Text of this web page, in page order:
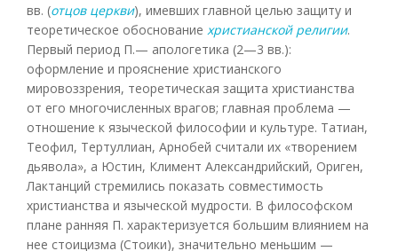
вв. (отцов церкви), имевших главной целью защиту и
теоретическое обоснование христианской религии.
Первый период П.— апологетика (2—3 вв.):
оформление и прояснение христианского
мировоззрения, теоретическая защита христианства
от его многочисленных врагов; главная проблема —
отношение к языческой философии и культуре. Татиан,
Теофил, Тертуллиан, Арнобей считали их «творением
дьявола», а Юстин, Климент Александрийский, Ориген,
Лактанций стремились показать совместимость
христианства и языческой мудрости. В философском
плане ранняя П. характеризуется большим влиянием на
нее стоицизма (Стоики), значительно меньшим —